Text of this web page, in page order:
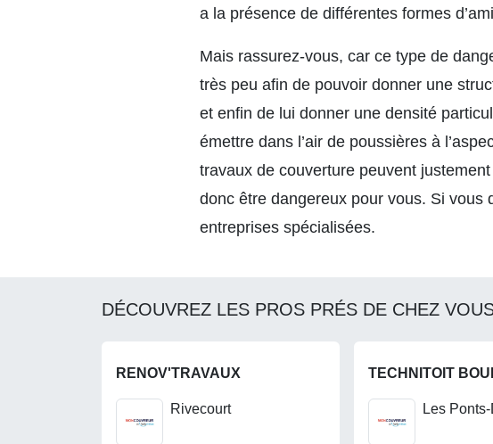
a la présence de différentes formes
Mais rassurez-vous, car ce type de
très peu afin de pouvoir donner une
et enfin de lui donner une densité
émettre dans l’air de poussières à
travaux de couverture peuvent
donc être dangereux pour vous. Si vous
entreprises spécialisées.
DÉCOUVREZ LES PROS PRÉS DE CHEZ
RENOV'TRAVAUX
Rivecourt Les